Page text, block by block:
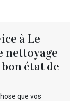
à Le
nettoyage
état de
que vos